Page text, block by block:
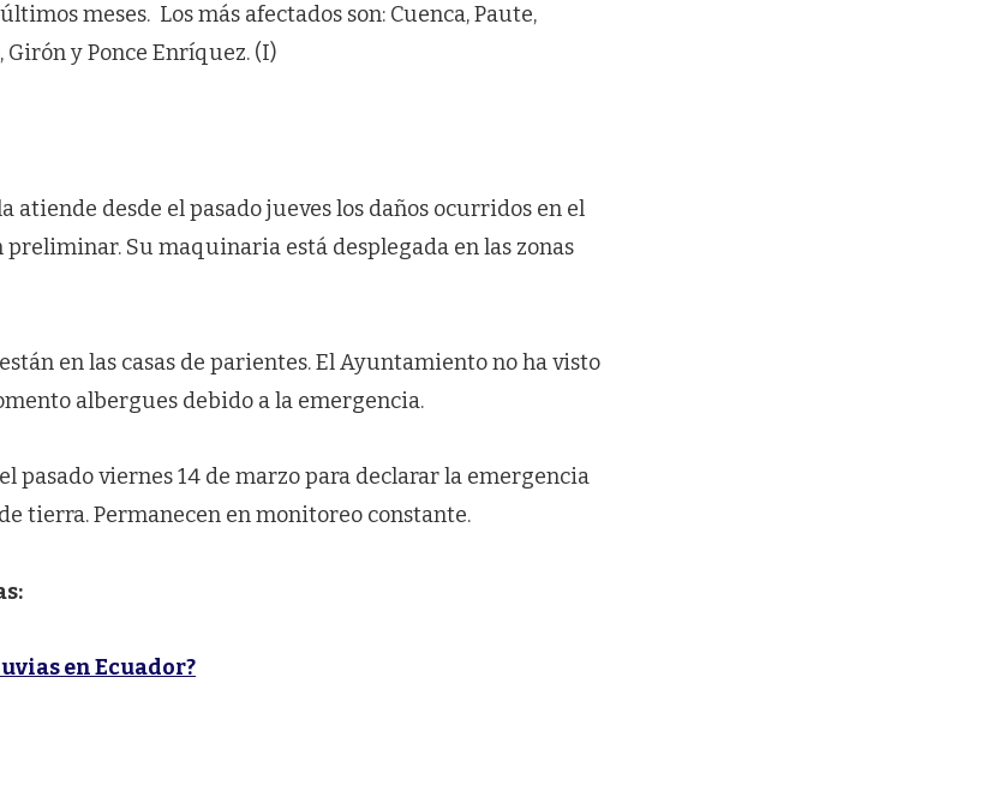
meses. Los más afectados son: Cuenca, Paute,
Girón y Ponce Enríquez. (I)
atiende desde el pasado jueves los daños ocurridos en el
Su maquinaria está desplegada en las zonas
en las casas de parientes. El Ayuntamiento no ha visto
albergues debido a la emergencia.
pasado viernes 14 de marzo para declarar la emergencia
tierra. Permanecen en monitoreo constante.
en Ecuador?